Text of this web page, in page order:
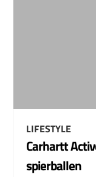
LIFESTYLE
Carhartt
spierballen